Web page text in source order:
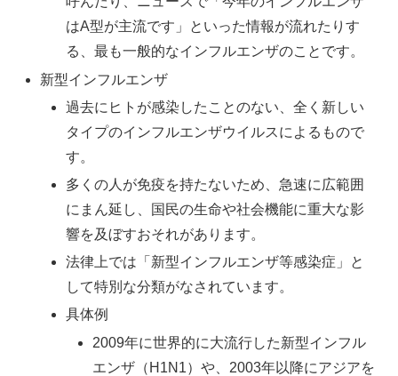
はA型が主流です」といった情報が流れたりす
る、最も一般的なインフルエンザのことです。
新型インフルエンザ
過去にヒトが感染したことのない、全く新しい
タイプのインフルエンザウイルスによるもので
す。
多くの人が免疫を持たないため、急速に広範囲
にまん延し、国民の生命や社会機能に重大な影
響を及ぼすおそれがあります。
法律上では「新型インフルエンザ等感染症」と
して特別な分類がなされています。
具体例
2009年に世界的に大流行した新型インフル
エンザ（H1N1）や、2003年以降にアジアを